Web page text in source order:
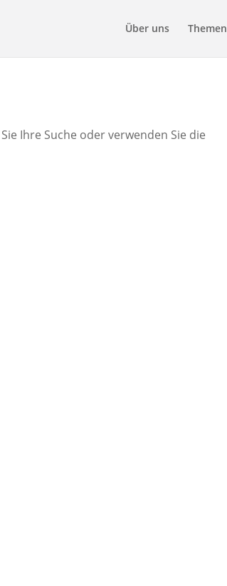
Über uns Themen
Ihre Suche oder verwenden Sie die